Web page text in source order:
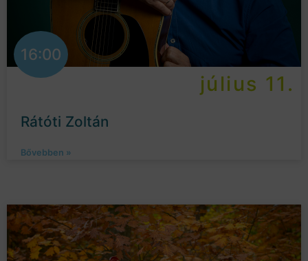
16:00
július 11.
Rátóti Zoltán
Bővebben »